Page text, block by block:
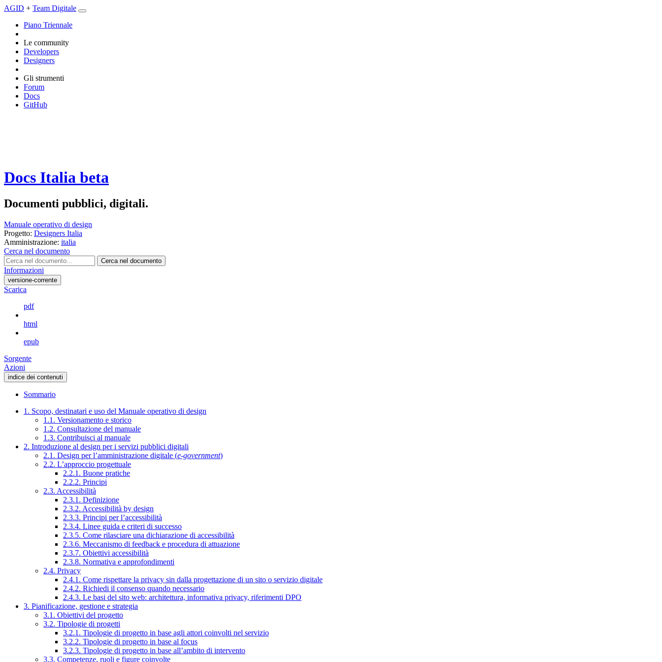
AGID + Team Digitale
Piano Triennale
Le community
Developers
Designers
Gli strumenti
Forum
Docs
GitHub
Docs Italia beta
Documenti pubblici, digitali.
Manuale operativo di design
Progetto: Designers Italia
Amministrazione: italia
Cerca nel documento
Cerca nel documento
Informazioni
versione-corrente
Scarica
pdf
html
epub
Sorgente
Azioni
indice dei contenuti
Sommario
1. Scopo, destinatari e uso del Manuale operativo di design
1.1. Versionamento e storico
1.2. Consultazione del manuale
1.3. Contribuisci al manuale
2. Introduzione al design per i servizi pubblici digitali
2.1. Design per l’amministrazione digitale (e-government)
2.2. L’approccio progettuale
2.2.1. Buone pratiche
2.2.2. Principi
2.3. Accessibilità
2.3.1. Definizione
2.3.2. Accessibilità by design
2.3.3. Principi per l’accessibilità
2.3.4. Linee guida e criteri di successo
2.3.5. Come rilasciare una dichiarazione di accessibilità
2.3.6. Meccanismo di feedback e procedura di attuazione
2.3.7. Obiettivi accessibilità
2.3.8. Normativa e approfondimenti
2.4. Privacy
2.4.1. Come rispettare la privacy sin dalla progettazione di un sito o servizio digitale
2.4.2. Richiedi il consenso quando necessario
2.4.3. Le basi del sito web: architettura, informativa privacy, riferimenti DPO
3. Pianificazione, gestione e strategia
3.1. Obiettivi del progetto
3.2. Tipologie di progetti
3.2.1. Tipologie di progetto in base agli attori coinvolti nel servizio
3.2.2. Tipologie di progetto in base al focus
3.2.3. Tipologie di progetto in base all’ambito di intervento
3.3. Competenze, ruoli e figure coinvolte